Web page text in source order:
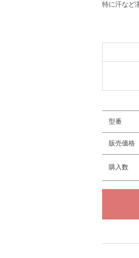
特に汗など
型番
販売価格
購入数